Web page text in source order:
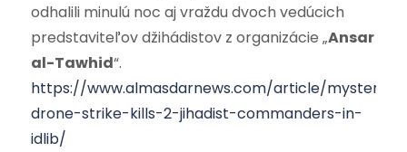
odhalili minulú noc aj vraždu dvoch vedúcich
predstaviteľov džihádistov z organizácie „Ansar
al-Tawhid“.
https://www.almasdarnews.com/article/
drone-strike-kills-2-jihadist-commanders-in-
idlib/